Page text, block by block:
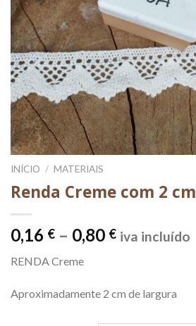
INÍCIO / MATERIAIS
Renda Creme com 2 cm
0,16 € – 0,80 €Price
through
0,80 €
iva incluído
RENDA Creme
Aproximadamente 2 cm de largura